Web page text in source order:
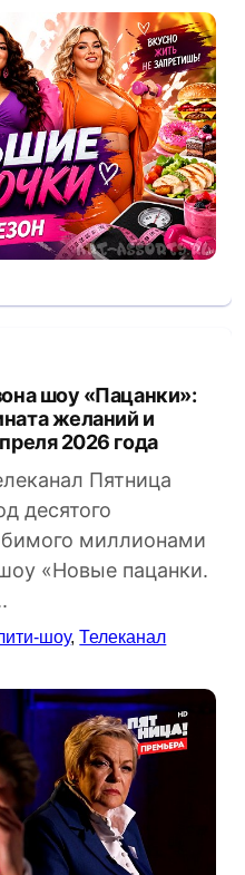
желаний и
2026 года
Пятница
десятого
миллионами
«Новые пацанки.
шоу,Телеканал